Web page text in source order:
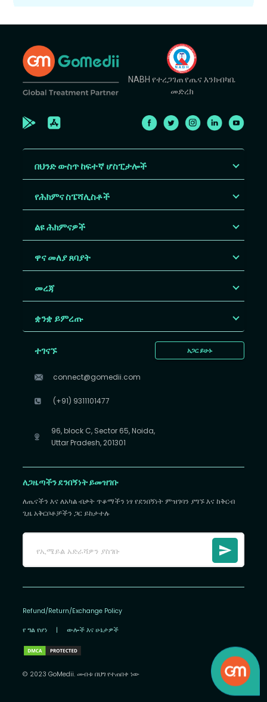
NABH የተረጋገጠ የጤና እንክብካቤ
መድረክ
በህንድ ውስጥ ከፍተኛ ሆስፒታሎች
የሕክምና ስፔሻሊስቶች
ልዩ ሕክምናዎች
ዋና መለያ ጸባያት
መረጃ
ቋንቋ ይምረጡ
አጋር ይሁኑ
ተገናኙ
connect@gomedii.com
(+91) 9311101477
96, block C, Sector 65, Noida,
Uttar Pradesh, 201301
ለጋዜጣችን ደንበኝነት ይመዝገቡ
ለጤናችን እና ለአካል ብቃት ጥቆማችን ነፃ የደንበኝነት ምዝገባን ያግኙ እና ከቅርብ
ጊዜ አቅርቦቶቻችን ጋር ይከታተሉ
Refund/Return/Exchange Policy
የ ግል የሆነ | ውሎች እና ሁኔታዎች
© 2023 GoMedii. መብቱ በህግ የተጠበቀ ነው